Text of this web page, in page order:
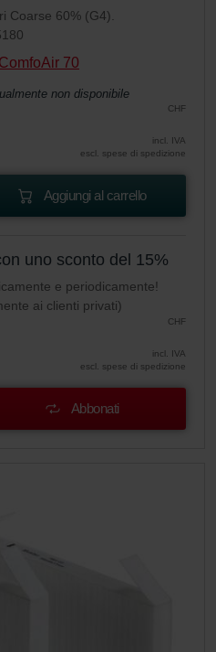
Coarse 60% (G4).
ComfoAir 70
non disponibile
CHF
incl. IVA
escl. spese di spedizione
Aggiungi al carrello
uno sconto del 15%
e periodicamente!
ai clienti privati)
CHF
incl. IVA
escl. spese di spedizione
Abbonati